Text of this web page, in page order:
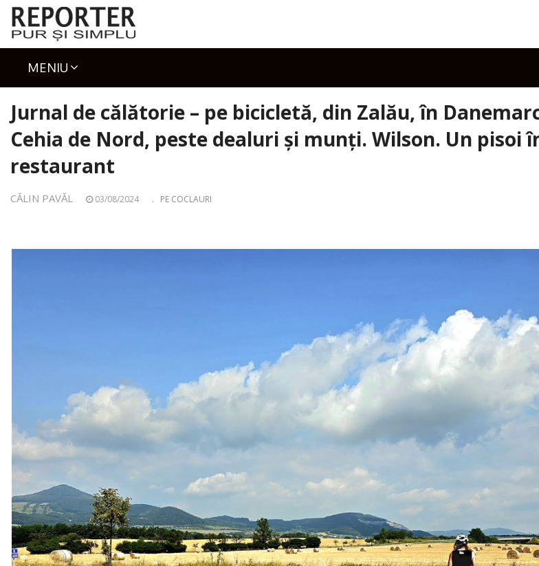
Skip
content
MENIU
Jurnal de călătorie – pe bicicletă, din Zalău, în
Cehia de Nord, peste dealuri și munți. Wilson. Un pisoi
restaurant
CĂLIN PAVĂL 03/08/2024 . PE COCLAURI